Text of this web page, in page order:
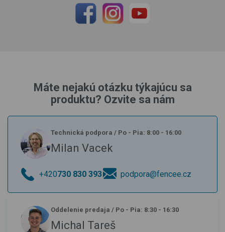
Máte nejakú otázku týkajúcu sa
produktu? Ozvite sa nám
Technická podpora / Po - Pia: 8:00 - 16:00
Milan Vacek
+420730 830 393 podpora@fencee.cz
Oddelenie predaja / Po - Pia: 8:30 - 16:30
Michal Tareš